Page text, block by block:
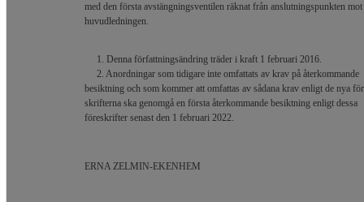
med den första avstängningsventilen räknat från anslutningspunkten mot
huvudledningen.
1. Denna författningsändring träder i kraft 1 februari 2016.
2. Anordningar som tidigare inte omfattats av krav på återkommande
besiktning och som kommer att omfattas av sådana krav enligt de nya
skrifterna ska genomgå en första återkommande besiktning enligt dessa
föreskrifter senast den 1 februari 2022.
ERNA ZELMIN-EKENHEM